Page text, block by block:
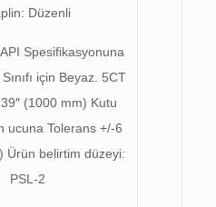
Düzenli
Spesifikasyonuna
için Beyaz. 5CT
(1000 mm) Kutu
ucuna Tolerans +/-6
Ürün belirtim düzeyi:
PSL-2